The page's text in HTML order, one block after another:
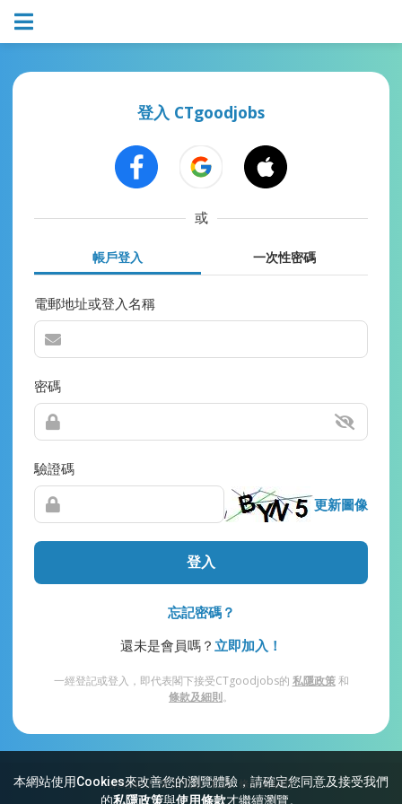
本網站使用Cookies來改善您的瀏覽體驗，請確定您同意及接受我們
的私隱政策與使用條款才繼續瀏覽。
登入 CTgoodjobs
或
帳戶登入 一次性密碼
電郵地址或登入名稱
密碼
驗證碼
更新圖像
登入
忘記密碼？
還未是會員嗎？ 立即加入！
一經登記或登入，即代表閣下接受CTgoodjobs的 私隱政策和
條款及細則。
網站索引 常見問題 私隱 條款及細則